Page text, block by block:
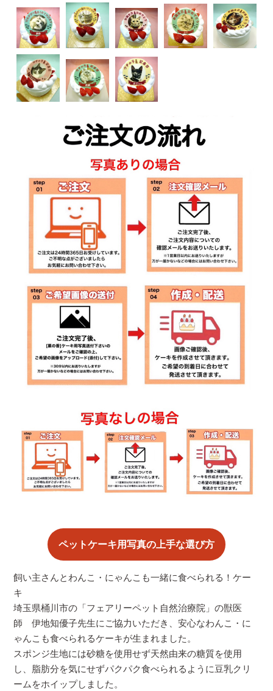
ペットケーキ用写真の上手な選び方
飼い主さんとわんこ・にゃんこも一緒に食べられる！ケー
キ
埼玉県桶川市の「フェアリーペット自然治療院」の獣医
師 伊地知優子先生にご協力いただき、安心なわんこ・に
ゃんこも食べられるケーキが生まれました。
スポンジ生地には砂糖を使用せず天然由来の糖質を使用
し、脂肪分を気にせずパクパク食べられるように豆乳クリ
ームをホイップしました。